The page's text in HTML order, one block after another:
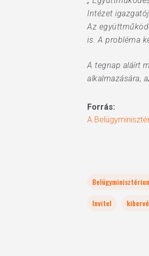
Intézet
Az
is. A probléma
A tegnap aláírt
alkalmazására,
Forrás:
A
Invitel